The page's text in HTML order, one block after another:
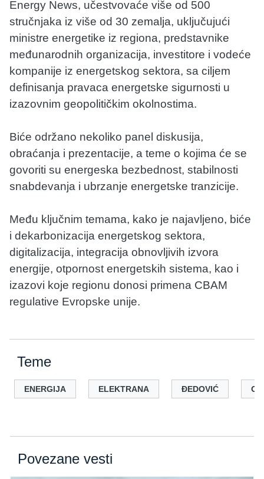
Energy News, učestvovaće više od 500
stručnjaka iz više od 30 zemalja, uključujući
ministre energetike iz regiona, predstavnike
međunarodnih organizacija, investitore i vodeće
kompanije iz energetskog sektora, sa ciljem
definisanja pravaca energetske sigurnosti u
izazovnim geopolitičkim okolnostima.
Biće održano nekoliko panel diskusija,
obraćanja i prezentacije, a teme o kojima će se
govoriti su energeska bezbednost, stabilnosti
snabdevanja i ubrzanje energetske tranzicije.
Među ključnim temama, kako je najavljeno, biće
i dekarbonizacija energetskog sektora,
digitalizacija, integracija obnovljivih izvora
energije, otpornost energetskih sistema, kao i
izazovi koje regionu donosi primena CBAM
regulative Evropske unije.
Teme
ENERGIJA ELEKTRANA ĐEDOVIĆ
Povezane vesti